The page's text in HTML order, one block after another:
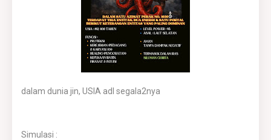
dalam dunia jin, USIA adl segala2nya
Simulasi :